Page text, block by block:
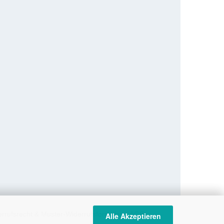
Alle Akzeptieren
& Muster-Widerrufsformular AGB